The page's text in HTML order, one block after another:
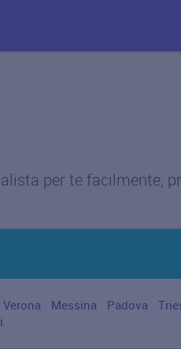
per te facilmente,
Verona Messina Padova